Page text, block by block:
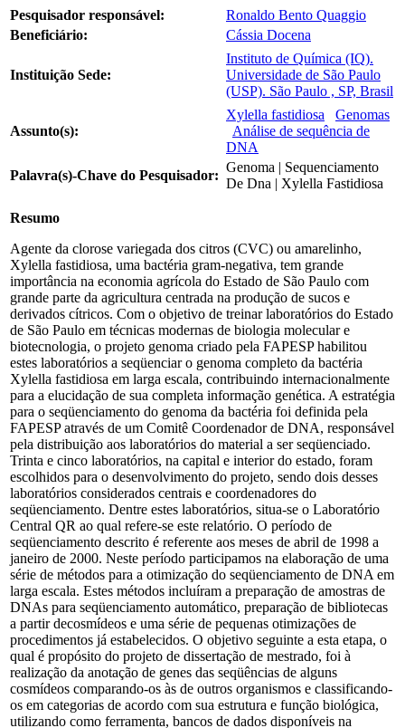
Pesquisador responsável:
Ronaldo Bento Quaggio
Beneficiário:
Cássia Docena
Instituição Sede:
Instituto de Química (IQ).
Universidade de São Paulo
(USP). São Paulo , SP, Brasil
Assunto(s):
Xylella fastidiosa
Genomas
Análise de sequência de
DNA
Palavra(s)-Chave do Pesquisador:
Genoma | Sequenciamento
De Dna | Xylella Fastidiosa
Resumo
Agente da clorose variegada dos citros (CVC) ou amarelinho,
Xylella fastidiosa, uma bactéria gram-negativa, tem grande
importância na economia agrícola do Estado de São Paulo com
grande parte da agricultura centrada na produção de sucos e
derivados cítricos. Com o objetivo de treinar laboratórios do Estado
de São Paulo em técnicas modernas de biologia molecular e
biotecnologia, o projeto genoma criado pela FAPESP habilitou
estes laboratórios a seqüenciar o genoma completo da bactéria
Xylella fastidiosa em larga escala, contribuindo internacionalmente
para a elucidação de sua completa informação genética. A estratégia
para o seqüenciamento do genoma da bactéria foi definida pela
FAPESP através de um Comitê Coordenador de DNA, responsável
pela distribuição aos laboratórios do material a ser seqüenciado.
Trinta e cinco laboratórios, na capital e interior do estado, foram
escolhidos para o desenvolvimento do projeto, sendo dois desses
laboratórios considerados centrais e coordenadores do
seqüenciamento. Dentre estes laboratórios, situa-se o Laboratório
Central QR ao qual refere-se este relatório. O período de
seqüenciamento descrito é referente aos meses de abril de 1998 a
janeiro de 2000. Neste período participamos na elaboração de uma
série de métodos para a otimização do seqüenciamento de DNA em
larga escala. Estes métodos incluíram a preparação de amostras de
DNAs para seqüenciamento automático, preparação de bibliotecas
a partir decosmídeos e uma série de pequenas otimizações de
procedimentos já estabelecidos. O objetivo seguinte a esta etapa, o
qual é propósito do projeto de dissertação de mestrado, foi à
realização da anotação de genes das seqüências de alguns
cosmídeos comparando-os às de outros organismos e classificando-
os em categorias de acordo com sua estrutura e função biológica,
utilizando como ferramenta, bancos de dados disponíveis na